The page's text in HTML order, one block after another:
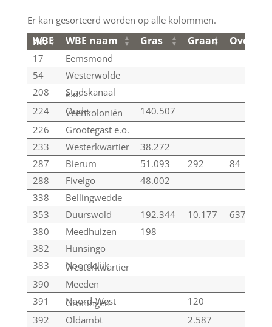
Er kan gesorteerd worden op alle kolommen.
WBE nr. WBE naam Gras Graan Overig
WBE nr. WBE naam Gras Graan Overig
17
Eemsmond
54
Westerwolde
208
Stadskanaal
e.o.
224
Oude
Veenkoloniën
140.507
226
Grootegast e.o.
233
Westerkwartier
38.272
287
Bierum 51.093 292
84
288
Fivelgo
48.002
338
Bellingwedde
353
Duurswold 192.344 10.177
637
380
Meedhuizen
198
382
Hunsingo
383
Noordelijk
Westerkwartier
390
Meeden
391
Noord-West
Groningen
120
392
Oldambt 2.587